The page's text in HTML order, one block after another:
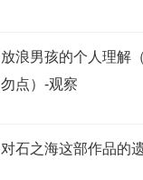
放浪男孩的个人理解
勿点）-观察
对石之海这部作品的